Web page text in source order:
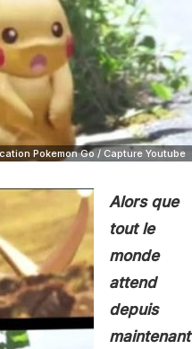
Pokemon Go / Capture Youtube
Alors que
tout le
monde
attend
depuis
maintenant